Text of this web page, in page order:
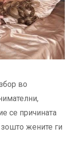
во
се причината
зошто жените ги